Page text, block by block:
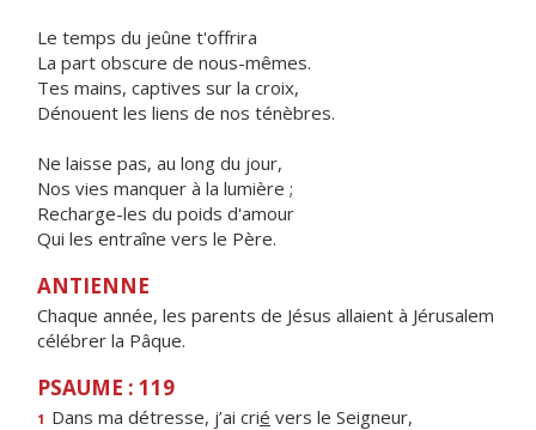
Le temps du jeûne t'offrira
La part obscure de nous-mêmes.
Tes mains, captives sur la croix,
Dénouent les liens de nos ténèbres.
Ne laisse pas, au long du jour,
Nos vies manquer à la lumière ;
Recharge-les du poids d'amour
Qui les entraîne vers le Père.
ANTIENNE
Chaque année, les parents de Jésus allaient à Jérusalem
célébrer la Pâque.
PSAUME : 119
1 Dans ma détresse, j’ai crié vers le Seigneur,